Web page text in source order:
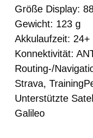
Größe Display:
Gewicht: 123 g
Akkulaufzeit:
Konnektivität:
Routing-/
Strava,
Unterstützte
Galileo